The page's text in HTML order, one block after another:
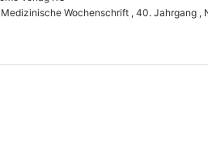
Wochenschrift , 40. Jahrgang ,